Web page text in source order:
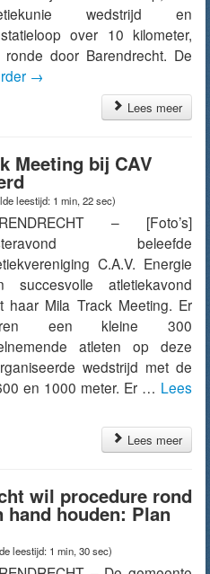
wedstrijd en
over 10 kilometer,
door Barendrecht. De
→
Lees meer
Meeting bij CAV
leestijd: 1 min, 22 sec)
– [Foto’s]
beleefde
C.A.V. Energie
succesvolle atletiekavond
haar Mila Track Meeting. Er
een kleine 300
atleten op deze
wedstrijd met de
en 1000 meter. Er … Lees
Lees meer
wil procedure rond
houden: Plan
leestijd: 1 min, 30 sec)